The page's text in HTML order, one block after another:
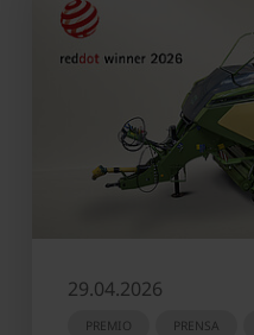
29.04.2026
PREMIO PRENSA